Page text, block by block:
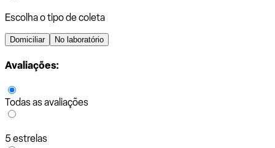
Escolha o tipo de coleta
Domiciliar No laboratório
Avaliações:
Todas as avaliações
5 estrelas